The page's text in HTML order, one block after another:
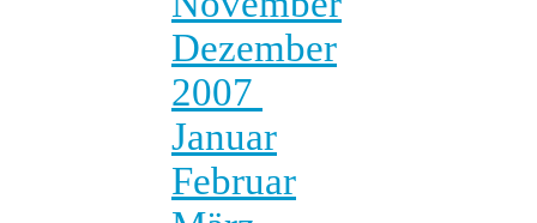
Dezember
2007
Januar
Februar